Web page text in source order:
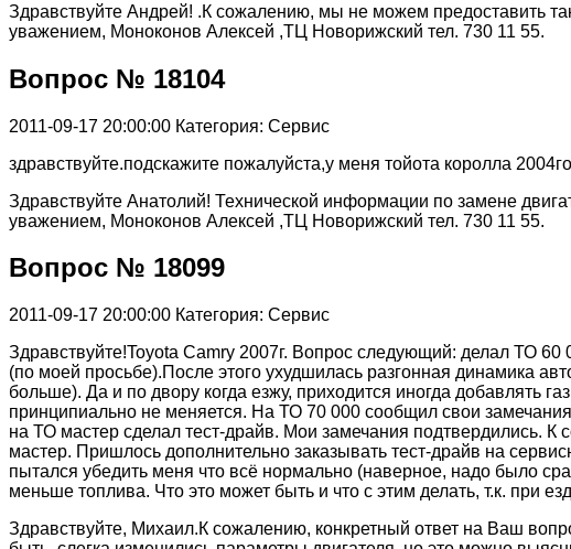
Здравствуйте Андрей! .К сожалению, мы не можем предоставить
уважением, Моноконов Алексей ,ТЦ Новорижский тел. 730 11 55.
Вопрос № 18104
2011-09-17 20:00:00 Категория: Сервис
здравствуйте.подскажите пожалуйста,у меня тойота королла
Здравствуйте Анатолий! Технической информации по замене
уважением, Моноконов Алексей ,ТЦ Новорижский тел. 730 11 55.
Вопрос № 18099
2011-09-17 20:00:00 Категория: Сервис
Здравствуйте!Toyota Camry 2007г. Вопрос следующий: делал ТО
(по моей просьбе).После этого ухудшилась разгонная динамика
больше). Да и по двору когда езжу, приходится иногда добавлять
принципиально не меняется. На ТО 70 000 сообщил свои
на ТО мастер сделал тест-драйв. Мои замечания подтвердились. К
мастер. Пришлось дополнительно заказывать тест-драйв на
пытался убедить меня что всё нормально (наверное, надо было
меньше топлива. Что это может быть и что с этим делать, т.к. при
Здравствуйте, Михаил.К сожалению, конкретный ответ на Ваш